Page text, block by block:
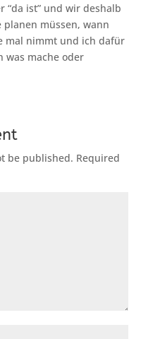
“da ist” und wir deshalb
müssen, wann
mal nimmt und ich dafür
was mache oder
be published. Required